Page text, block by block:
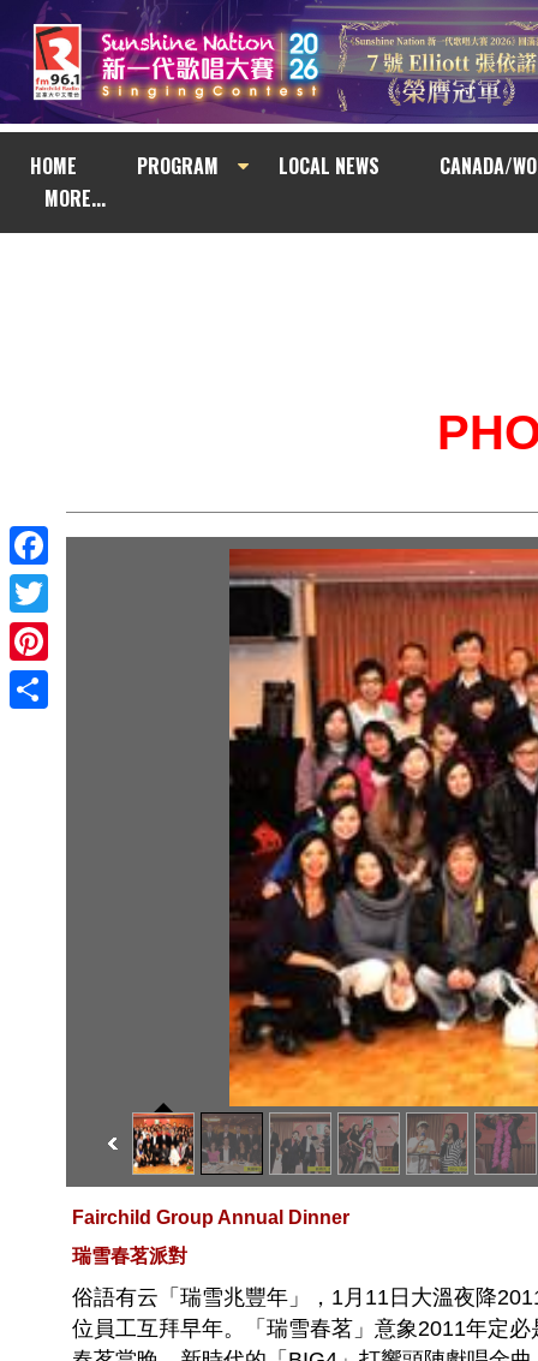
HOME PROGRAM LOCAL NEWS
CANADA/
MORE...
Facebook
Twitter
Pinterest
Fairchild Group Annual Dinner
瑞雪春茗派對
俗語有云「瑞雪兆豐年」，1月11日大溫夜降
位員工互拜早年。「瑞雪春茗」意象2011年定